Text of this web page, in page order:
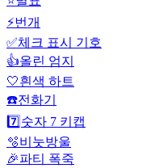
⚡번개
✅체크 표시 기호
👍올린 엄지
🤍흰색 하트
☎️전화기
7️⃣ 숫자 7 키캡
🫧비눗방울
🎉파티 폭죽